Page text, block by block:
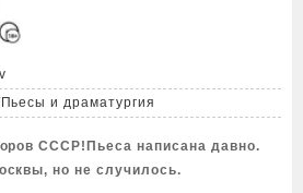
Пьесы и драматургия
СССР!Пьеса написана давно.
но не случилось.